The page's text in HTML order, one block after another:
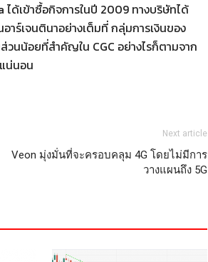
ด้เข้าซื้อกิจการในปี 2009 ทางบริษัทได้
ร์เจนตินาอย่างเต็มที่ กลุ่มการเงินของ
นน้อยที่สำคัญใน CGC อย่างไรก็ตามจาก
น่นอน
Next article
Veon มุ่งมั่นที่จะครอบคลุม 4G โดยไม่มีการ
วางแผนถึง 5G